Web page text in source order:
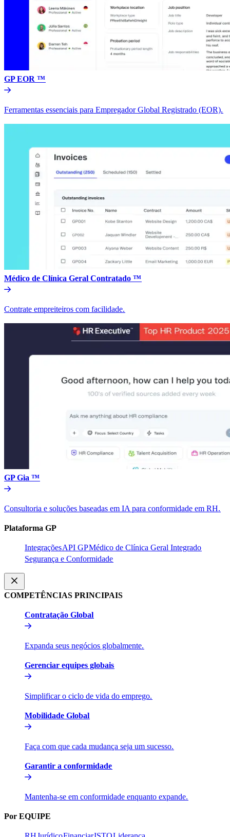
GP EOR ™​​
Ferramentas essenciais para Empregador Global Registrado (EOR).​​
Médico de Clínica Geral Contratado ™​​
Contrate empreiteiros com facilidade.​​
GP Gia ™​​
Consultoria e soluções baseadas em IA para conformidade em RH.​​
Plataforma GP​​
Integrações​​API GP​​Médico de Clínica Geral Integrado​​
Segurança e Conformidade​​
COMPETÊNCIAS PRINCIPAIS​​
Contratação Global​​
Expanda seus negócios globalmente.​​
Gerenciar equipes globais​​
Simplificar o ciclo de vida do emprego.​​
Mobilidade Global​​
Faça com que cada mudança seja um sucesso.​​
Garantir a conformidade​​
Mantenha-se em conformidade enquanto expande.​​
Por EQUIPE​​